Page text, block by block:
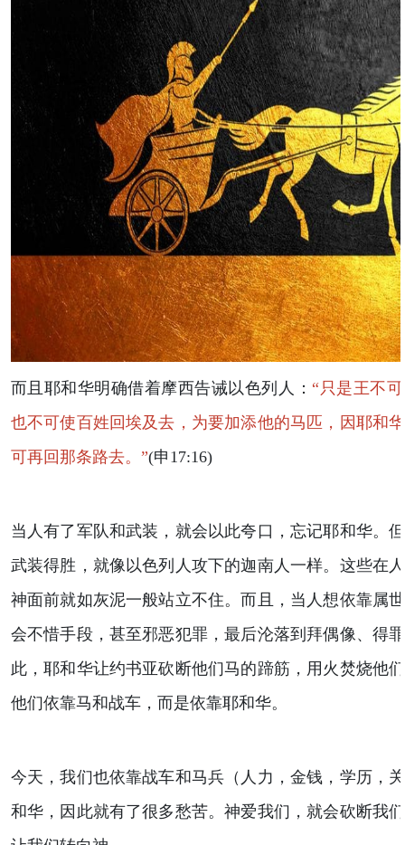
而且耶和华明确借着摩西告诫以色列人： “只是王不
也不可使百姓回埃及去，为要加添他的马匹，因耶和
可再回那条路去。”(申17:16)
当人有了军队和武装，就会以此夸口，忘记耶和华。
武装得胜，就像以色列人攻下的迦南人一样。这些在
神面前就如灰泥一般站立不住。而且，当人想依靠属
会不惜手段，甚至邪恶犯罪，最后沦落到拜偶像、得
此，耶和华让约书亚砍断他们马的蹄筋，用火焚烧他
他们依靠马和战车，而是依靠耶和华。
今天，我们也依靠战车和马兵（人力，金钱，学历，
和华，因此就有了很多愁苦。神爱我们，就会砍断我